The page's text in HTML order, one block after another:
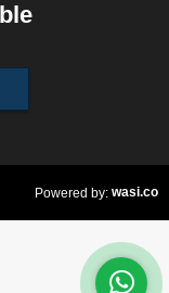
Powered by: wasi.co